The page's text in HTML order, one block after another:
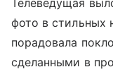
Телеведущая
фото в стильных
порадовала
сделанными в